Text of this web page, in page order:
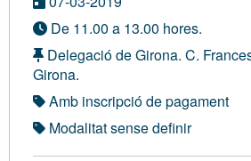
De 11.00 a 13.00 hores.
Delegació de Girona. C.
Girona.
Amb inscripció de pagament
Modalitat sense definir